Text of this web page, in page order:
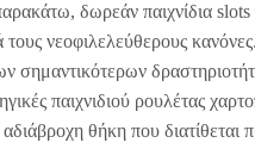
δωρεάν παιχνίδια slots
νεοφιλελεύθερους
σημαντικότερων
παιχνιδιού ρουλέτας
θήκη που διατίθεται